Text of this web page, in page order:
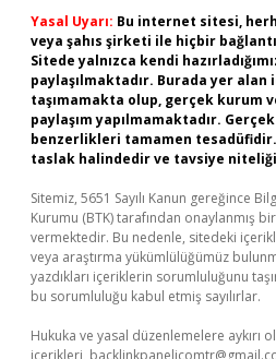
Yasal Uyarı: Bu internet sitesi,
veya şahıs şirketi ile hiçbir
Sitede yalnızca kendi
paylaşılmaktadır. Burada yer
taşımamakta olup, gerçek kurum
paylaşım yapılmamaktadır.
benzerlikleri tamamen
taslak halindedir ve tavsiye
Sitemiz, 5651 Sayılı Kanun gereğince
Kurumu (BTK) tarafından onaylanmış
vermektedir. Bu nedenle, sitedeki
veya araştırma yükümlülüğümüz
yazdıkları içeriklerin sorumluluğunu
bu sorumluluğu kabul etmiş sayılırlar.
Hukuka ve yasal düzenlemelere aykırı
içerikleri,